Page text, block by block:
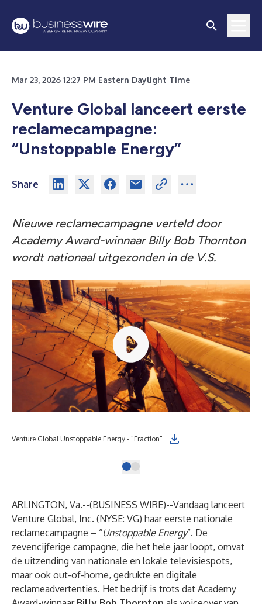
Mar 23, 2026 12:27 PM Eastern Daylight Time
Venture Global lanceert eerste
reclamecampagne:
“Unstoppable Energy”
Share
Nieuwe reclamecampagne verteld door
Academy Award-winnaar Billy Bob Thornton
wordt nationaal uitgezonden in de V.S.
Venture Global Unstoppable Energy - "Fraction"
ARLINGTON, Va.--(BUSINESS WIRE)--Vandaag lanceert
Venture Global, Inc. (NYSE: VG) haar eerste nationale
reclamecampagne – “Unstoppable Energy”. De
zevencijferige campagne, die het hele jaar loopt, omvat
de uitzending van nationale en lokale televisiespots,
maar ook out-of-home, gedrukte en digitale
reclameadvertenties. Het bedrijf is trots dat Academy